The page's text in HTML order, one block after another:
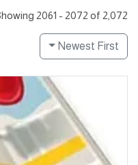
2061 - 2072 of 2,072
Newest First